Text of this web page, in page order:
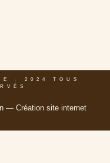
- 2024 TOUS
— Création site internet